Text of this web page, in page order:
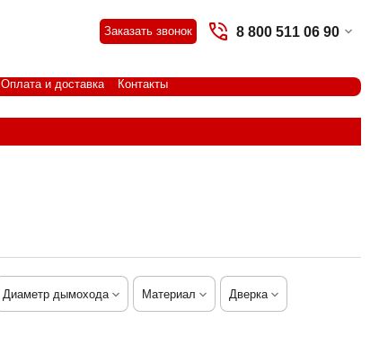
Заказать звонок 8 800 511 06 90
Оплата и доставка Контакты
Диаметр дымохода Материал Дверка